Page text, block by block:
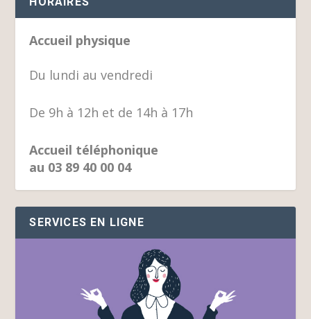
Accueil physique
Du lundi au vendredi
De 9h à 12h et de 14h à 17h
Accueil téléphonique
au 03 89 40 00 04
SERVICES EN LIGNE